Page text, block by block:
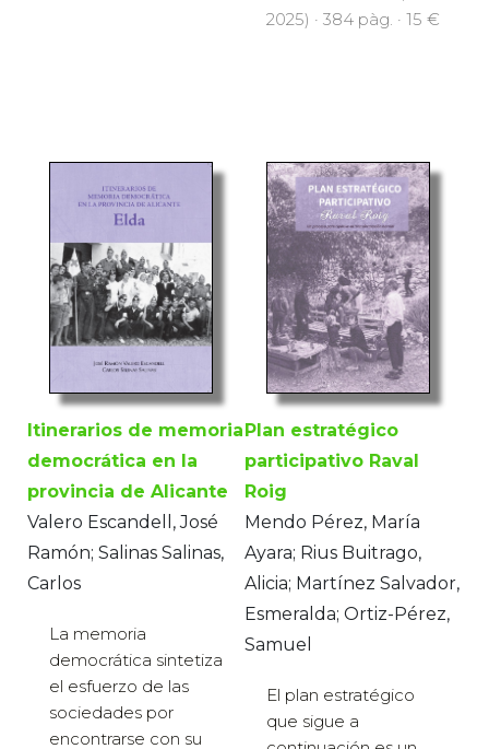
2025) · 384 pàg. · 15 €
Itinerarios de memoria
democrática en la
provincia de Alicante
Valero Escandell, José
Ramón; Salinas Salinas,
Carlos
La memoria
democrática sintetiza
el esfuerzo de las
sociedades por
encontrarse con su
Plan estratégico
participativo Raval
Roig
Mendo Pérez, María
Ayara; Rius Buitrago,
Alicia; Martínez Salvador,
Esmeralda; Ortiz-Pérez,
Samuel
El plan estratégico
que sigue a